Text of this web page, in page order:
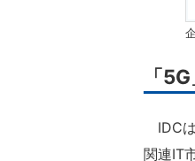
「
IDC
関連IT